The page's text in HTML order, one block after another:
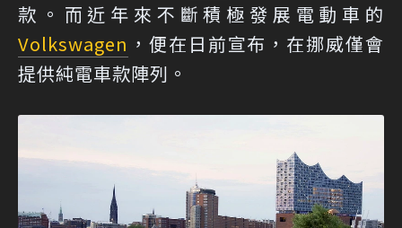
款。而近年來不斷積極發展電動車的
Volkswagen ，便在日前宣布，在挪威僅會
提供純電車款陣列。